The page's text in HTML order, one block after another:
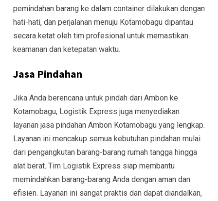
pemindahan barang ke dalam container dilakukan dengan
hati-hati, dan perjalanan menuju Kotamobagu dipantau
secara ketat oleh tim profesional untuk memastikan
keamanan dan ketepatan waktu.
Jasa Pindahan
Jika Anda berencana untuk pindah dari Ambon ke
Kotamobagu, Logistik Express juga menyediakan
layanan jasa pindahan Ambon Kotamobagu yang lengkap.
Layanan ini mencakup semua kebutuhan pindahan mulai
dari pengangkutan barang-barang rumah tangga hingga
alat berat. Tim Logistik Express siap membantu
memindahkan barang-barang Anda dengan aman dan
efisien. Layanan ini sangat praktis dan dapat diandalkan,